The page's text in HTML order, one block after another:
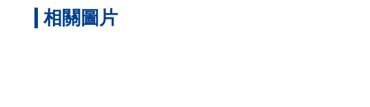
相關圖片